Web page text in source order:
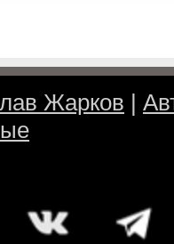
Жарков |